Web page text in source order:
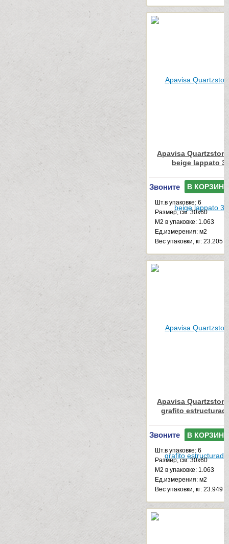
Apavisa
beige lappato
Звоните В КОРЗИНУ
Шт.в упаковке: 6
Размер, см: 30x60
М2 в упаковке: 1.063
Ед.измерения: м2
Веc упаковки, кг: 23.205
Apavisa
grafito
Звоните В КОРЗИНУ
Шт.в упаковке: 6
Размер, см: 30x60
М2 в упаковке: 1.063
Ед.измерения: м2
Веc упаковки, кг: 23.949